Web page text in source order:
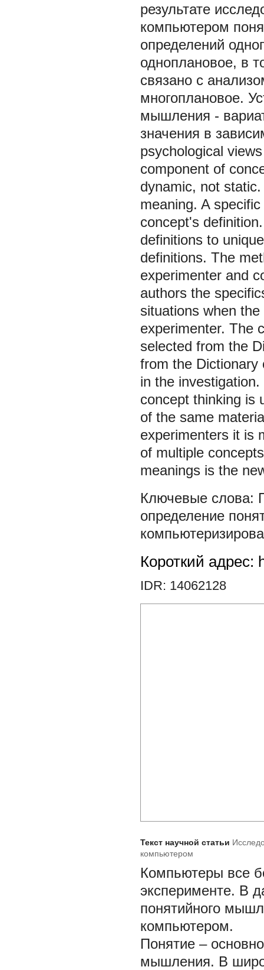
результате
компьютером
определений
одноплановое, в
связано с
многоплановое.
мышления -
значения в
psychological
component of
dynamic, not
meaning. A
concept's
definitions to
definitions. The
experimenter and
authors the
situations when
experimenter. The
selected from the
from the Dictionary
in the
concept thinking is
of the same
experimenters it is
of multiple
meanings is the
определение
Короткий адрес:
IDR: 14062128
Текст научной статьи
компьютером
Компьютеры все
эксперименте. В
понятийного
компьютером.
Понятие –
мышления. В